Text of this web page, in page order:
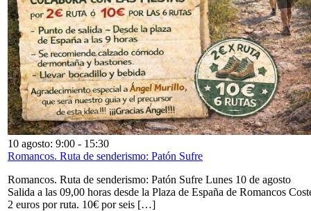
10 agosto: 9:00 - 15:30
Romancos. Ruta de senderismo: Patón Sufre
Romancos. Ruta de senderismo: Patón Sufre Lunes 10 de agosto
Salida a las 09,00 horas desde la Plaza de España de Romancos
2 euros por ruta. 10€ por seis […]